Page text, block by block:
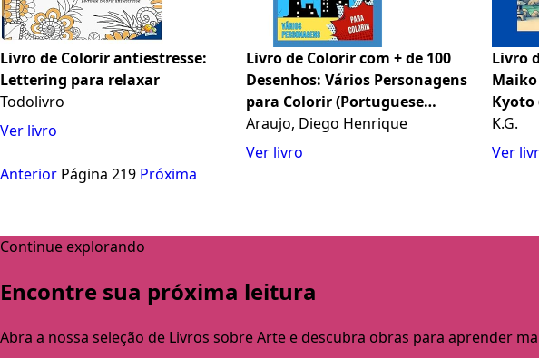
Livro de Colorir antiestresse:
Lettering para relaxar
Todolivro
Ver livro
Livro de Colorir com + de 100
Desenhos: Vários Personagens
para Colorir (Portuguese
Edition)
Araujo, Diego Henrique
Ver livro
Livro
Kyoto
K.G.
Ver
Anterior Página 219 Próxima
Continue explorando
Encontre sua próxima leitura
Abra a nossa seleção de Livros sobre Arte e descubra obras para aprender